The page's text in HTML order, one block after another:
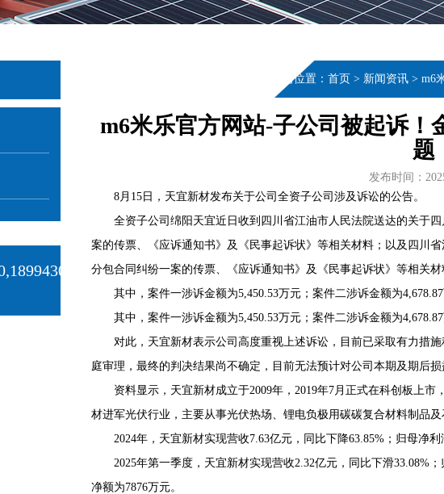
当前位置： 首页 > 新闻资讯 > m6
m6米乐官方网站-子公司被起诉
题
发布时间：
8月15日，天宜新材发布关于公司全资子公司涉及诉讼的公告。
全资子公司绵阳天宜近日收到四川省江油市人民法院送达的关于
案的传票、《应诉通知书》及《民事起诉状》等相关材料；以及四川
分包合同纠纷一案的传票、《应诉通知书》及《民事起诉状》等相关材
其中，案件一涉诉金额为5,450.53万元；案件二涉诉金额为
其中，案件一涉诉金额为5,450.53万元；案件二涉诉金额为
对此，天宜新材表示公司高度重视上述诉讼，目前已采取有力措
庭审理，最终的判决结果尚不确定，目前无法预计对公司本期及期后
资料显示，天宜新材成立于2009年，2019年7月正式在科创板上
材进军光伏行业，主要从事光伏热场、锂电负极用碳碳复合材料制品及
2024年，天宜新材实现营收7.63亿元，同比下降63.85%；归母净
2025年第一季度，天宜新材实现营收2.32亿元，同比下滑33.08%
净额为7876万元。